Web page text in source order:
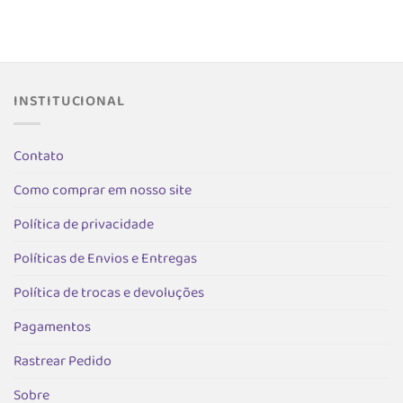
do
INSTITUCIONAL
Contato
Como comprar em nosso site
Política de privacidade
Políticas de Envios e Entregas
Política de trocas e devoluções
Pagamentos
Rastrear Pedido
Sobre